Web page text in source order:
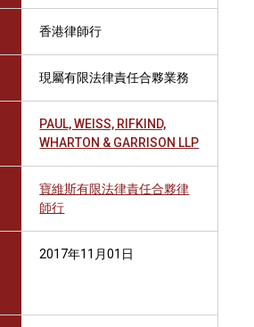
香港律師行
現屬有限法律責任合夥業務
PAUL, WEISS, RIFKIND,
WHARTON & GARRISON LLP
寶維斯有限法律責任合夥律
師行
2017年11月01日